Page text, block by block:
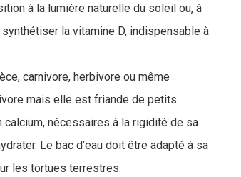
à la lumière naturelle du soleil ou, à
la vitamine D, indispensable à
carnivore, herbivore ou même
mais elle est friande de petits
nécessaires à la rigidité de sa
Le bac d’eau doit être adapté à sa
les tortues terrestres.